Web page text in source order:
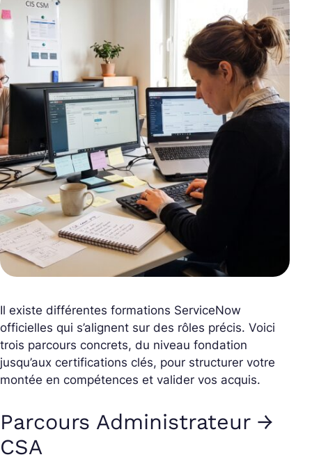
Il existe différentes formations ServiceNow
officielles qui s’alignent sur des rôles précis. Voici
trois parcours concrets, du niveau fondation
jusqu’aux certifications clés, pour structurer votre
montée en compétences et valider vos acquis.
Parcours Administrateur →
CSA